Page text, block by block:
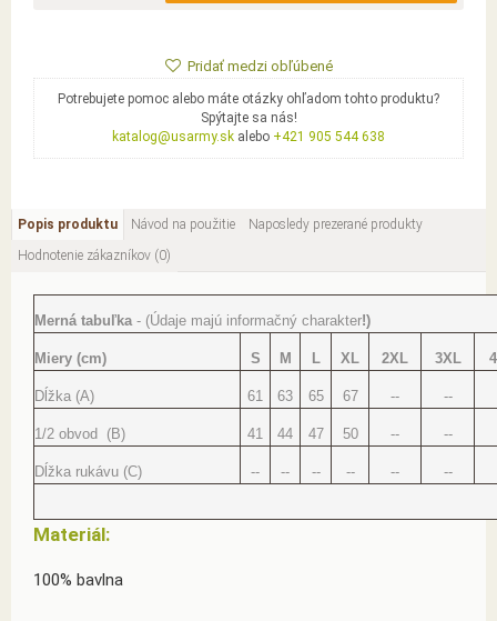
Pridať medzi obľúbené
Potrebujete pomoc alebo máte otázky ohľadom tohto produktu?
Spýtajte sa nás!
katalog@usarmy.sk alebo +421 905 544 638
Popis produktu Návod na použitie
Naposledy prezerané produkty
Hodnotenie zákazníkov (0)
Merná tabuľka - (Údaje majú informačný charakter!)
Miery (cm) S M L XL 2XL 3XL
Dĺžka (A) 61 63 65 67 -- --
1/2 obvod (B) 41 44 47 50 -- --
Dĺžka rukávu (C) -- -- -- -- -- --
Materiál:
100% bavlna